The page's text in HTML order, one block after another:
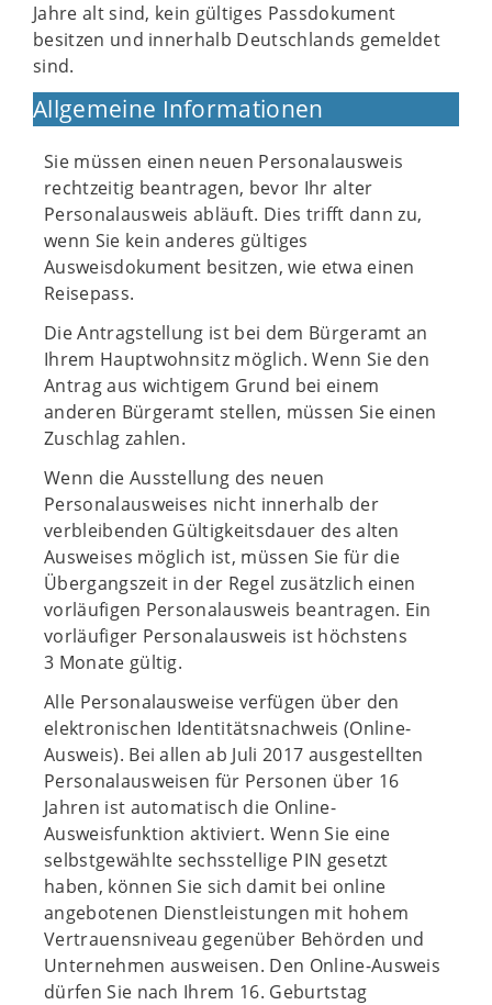
Jahre alt sind, kein gültiges Passdokument
besitzen und innerhalb Deutschlands gemeldet
sind.
Allgemeine Informationen
Sie müssen einen neuen Personalausweis
rechtzeitig beantragen, bevor Ihr alter
Personalausweis abläuft. Dies trifft dann zu,
wenn Sie kein anderes gültiges
Ausweisdokument besitzen, wie etwa einen
Reisepass.
Die Antragstellung ist bei dem Bürgeramt an
Ihrem Hauptwohnsitz möglich. Wenn Sie den
Antrag aus wichtigem Grund bei einem
anderen Bürgeramt stellen, müssen Sie einen
Zuschlag zahlen.
Wenn die Ausstellung des neuen
Personalausweises nicht innerhalb der
verbleibenden Gültigkeitsdauer des alten
Ausweises möglich ist, müssen Sie für die
Übergangszeit in der Regel zusätzlich einen
vorläufigen Personalausweis beantragen. Ein
vorläufiger Personalausweis ist höchstens
3 Monate gültig.
Alle Personalausweise verfügen über den
elektronischen Identitätsnachweis (Online-
Ausweis). Bei allen ab Juli 2017 ausgestellten
Personalausweisen für Personen über 16
Jahren ist automatisch die Online-
Ausweisfunktion aktiviert. Wenn Sie eine
selbstgewählte sechsstellige PIN gesetzt
haben, können Sie sich damit bei online
angebotenen Dienstleistungen mit hohem
Vertrauensniveau gegenüber Behörden und
Unternehmen ausweisen. Den Online-Ausweis
dürfen Sie nach Ihrem 16. Geburtstag